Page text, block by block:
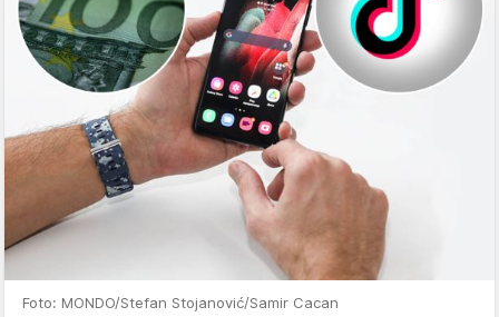
Foto: MONDO/Stefan Stojanović/Samir Cacan